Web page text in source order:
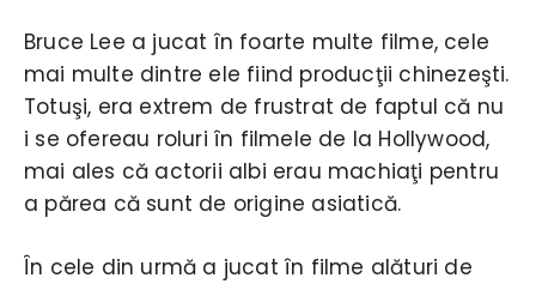
Bruce Lee a jucat în foarte multe filme, cele
mai multe dintre ele fiind producţii chinezeşti.
Totuşi, era extrem de frustrat de faptul că nu
i se ofereau roluri în filmele de la Hollywood,
mai ales că actorii albi erau machiaţi pentru
a părea că sunt de origine asiatică.
În cele din urmă a jucat în filme alături de